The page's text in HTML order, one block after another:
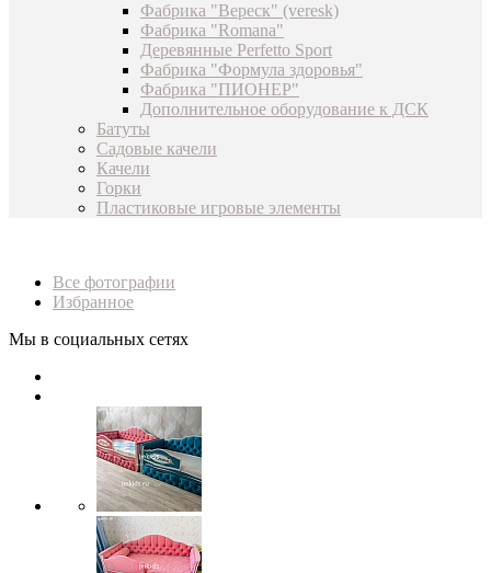
Фабрика "Вереск" (veresk)
Фабрика "Romana"
Деревянные Perfetto Sport
Фабрика "Формула здоровья"
Фабрика "ПИОНЕР"
Дополнительное оборудование к ДСК
Батуты
Садовые качели
Качели
Горки
Пластиковые игровые элементы
Все фотографии
Избранное
Мы в социальных сетях